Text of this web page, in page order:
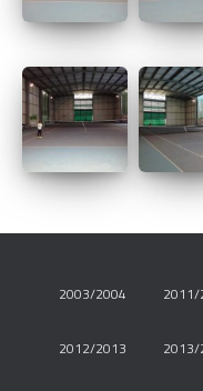
2003/2004 2011/
2012/2013 2013/